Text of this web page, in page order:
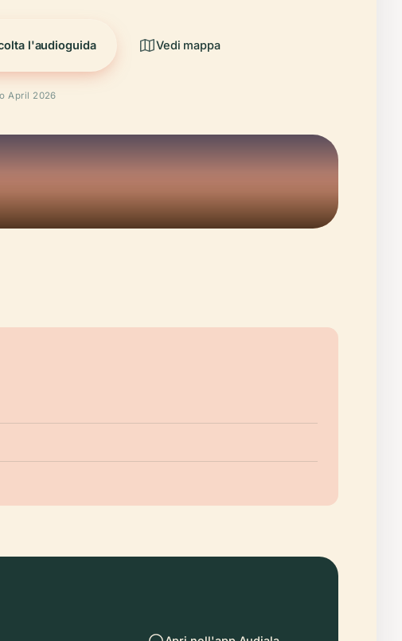
l'audioguida Vedi mappa
April 2026